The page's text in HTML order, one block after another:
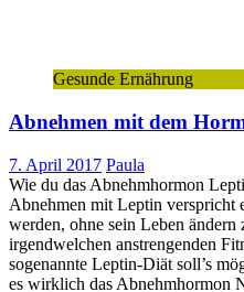
Gesunde Ernährung
Abnehmen mit dem
7. April 2017 Paula
Wie du das Abnehmhormon
Abnehmen mit Leptin verspricht
werden, ohne sein Leben ändern
irgendwelchen anstrengenden
sogenannte Leptin-Diät soll’s
es wirklich das Abnehmhormon